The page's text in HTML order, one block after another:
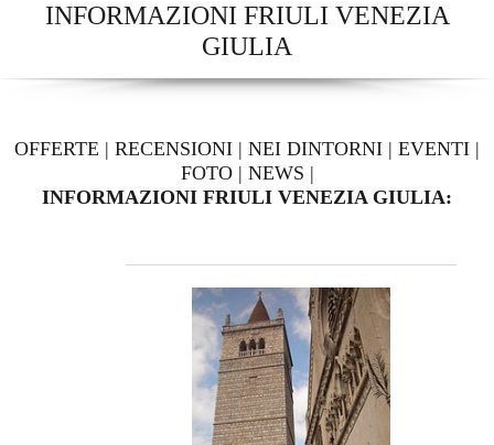
INFORMAZIONI FRIULI VENEZIA
GIULIA
OFFERTE | RECENSIONI | NEI DINTORNI | EVENTI |
FOTO| NEWS |
INFORMAZIONI FRIULI VENEZIA GIULIA: